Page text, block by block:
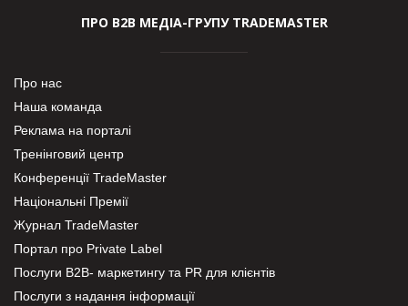
ПРО В2В МЕДІА-ГРУПУ TRADEMASTER
Про нас
Наша команда
Реклама на порталі
Тренінговий центр
Конференції TradeMaster
Національні Премії
Журнал TradeMaster
Портал про Private Label
Послуги В2В- маркетингу та PR для клієнтів
Послуги з надання інформації